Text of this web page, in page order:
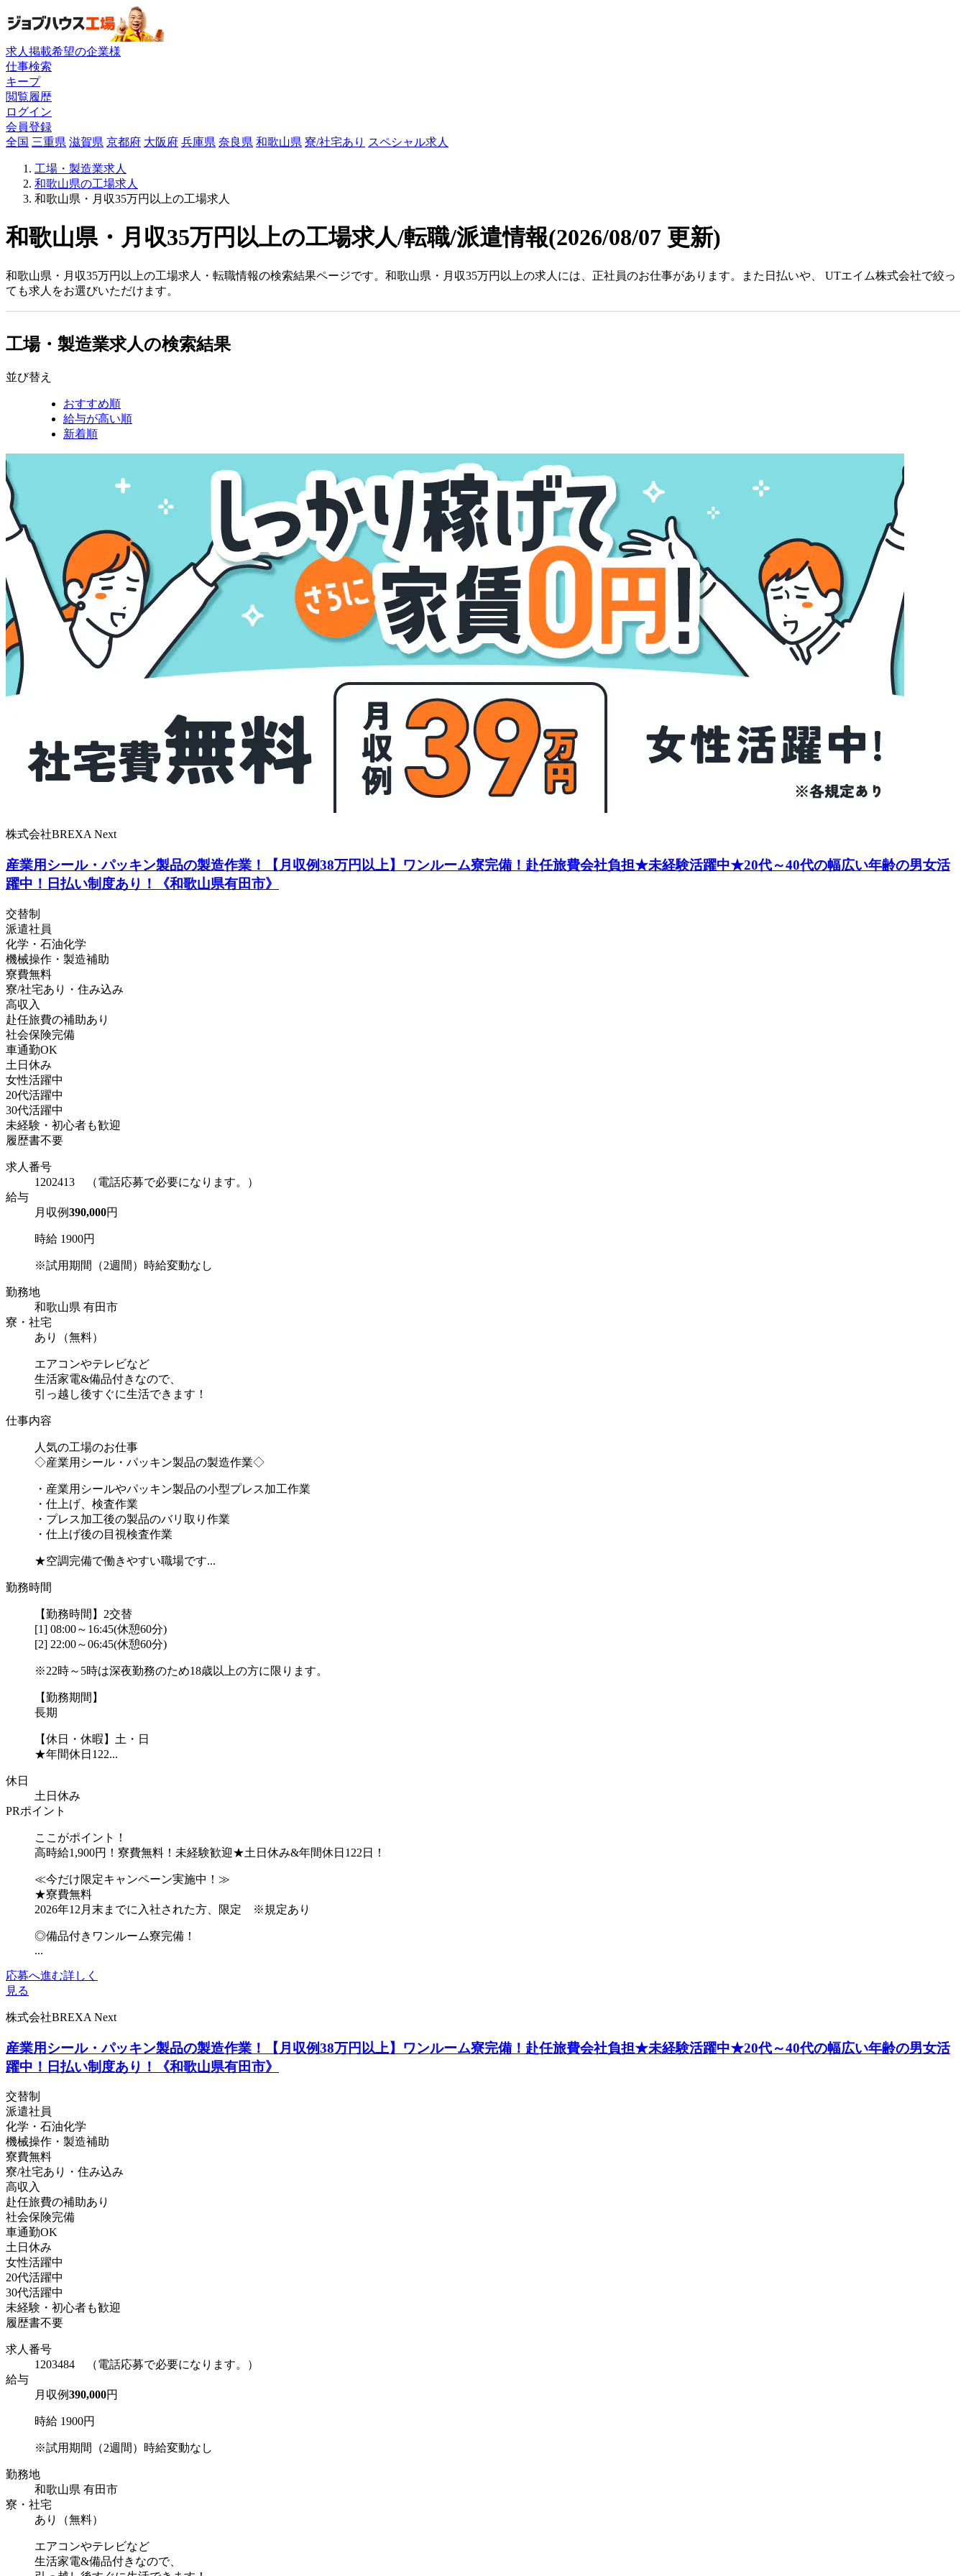
求人掲載希望の企業様
仕事検索
キープ
閲覧履歴
ログイン
会員登録
全国 三重県 滋賀県 京都府 大阪府 兵庫県 奈良県 和歌山県 寮/社宅あり スペシャル求人
工場・製造業求人
和歌山県の工場求人
和歌山県・月収35万円以上の工場求人
和歌山県・月収35万円以上の工場求人/転職/派遣情報(2026/08/07 更新)
和歌山県・月収35万円以上の工場求人・転職情報の検索結果ページです。和歌山県・月収35万円以上の求人には、正社員のお仕事があります。また日払いや、 UTエイム株式会社で絞っ
ても求人をお選びいただけます。
工場・製造業求人の検索結果
並び替え
おすすめ順
給与が高い順
新着順
株式会社BREXA Next
産業用シール・パッキン製品の製造作業！【月収例38万円以上】ワンルーム寮完備！赴任旅費会社負担★未経験活躍中★20代～40代の幅広い年齢の男女活
躍中！日払い制度あり！《和歌山県有田市》
交替制
派遣社員
化学・石油化学
機械操作・製造補助
寮費無料
寮/社宅あり・住み込み
高収入
赴任旅費の補助あり
社会保険完備
車通勤OK
土日休み
女性活躍中
20代活躍中
30代活躍中
未経験・初心者も歓迎
履歴書不要
求人番号
1202413 （電話応募で必要になります。）
給与
月収例390,000円
時給 1900円
※試用期間（2週間）時給変動なし
勤務地
和歌山県 有田市
寮・社宅
あり（無料）
エアコンやテレビなど
生活家電&備品付きなので、
引っ越し後すぐに生活できます！
仕事内容
人気の工場のお仕事
◇産業用シール・パッキン製品の製造作業◇
・産業用シールやパッキン製品の小型プレス加工作業
・仕上げ、検査作業
・プレス加工後の製品のバリ取り作業
・仕上げ後の目視検査作業
★空調完備で働きやすい職場です...
勤務時間
【勤務時間】2交替
[1] 08:00～16:45(休憩60分)
[2] 22:00～06:45(休憩60分)
※22時～5時は深夜勤務のため18歳以上の方に限ります。
【勤務期間】
長期
【休日・休暇】土・日
★年間休日122...
休日
土日休み
PRポイント
ここがポイント！
高時給1,900円！寮費無料！未経験歓迎★土日休み&年間休日122日！
≪今だけ限定キャンペーン実施中！≫
★寮費無料
2026年12月末までに入社された方、限定 ※規定あり
◎備品付きワンルーム寮完備！
...
応募へ進む詳しく
見る
株式会社BREXA Next
産業用シール・パッキン製品の製造作業！【月収例38万円以上】ワンルーム寮完備！赴任旅費会社負担★未経験活躍中★20代～40代の幅広い年齢の男女活
躍中！日払い制度あり！《和歌山県有田市》
交替制
派遣社員
化学・石油化学
機械操作・製造補助
寮費無料
寮/社宅あり・住み込み
高収入
赴任旅費の補助あり
社会保険完備
車通勤OK
土日休み
女性活躍中
20代活躍中
30代活躍中
未経験・初心者も歓迎
履歴書不要
求人番号
1203484 （電話応募で必要になります。）
給与
月収例390,000円
時給 1900円
※試用期間（2週間）時給変動なし
勤務地
和歌山県 有田市
寮・社宅
あり（無料）
エアコンやテレビなど
生活家電&備品付きなので、